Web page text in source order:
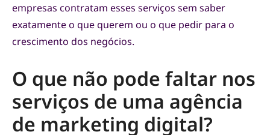
empresas contratam esses serviços sem saber
exatamente o que querem ou o que pedir para o
crescimento dos negócios.
O que não pode faltar nos
serviços de uma agência
de marketing digital?